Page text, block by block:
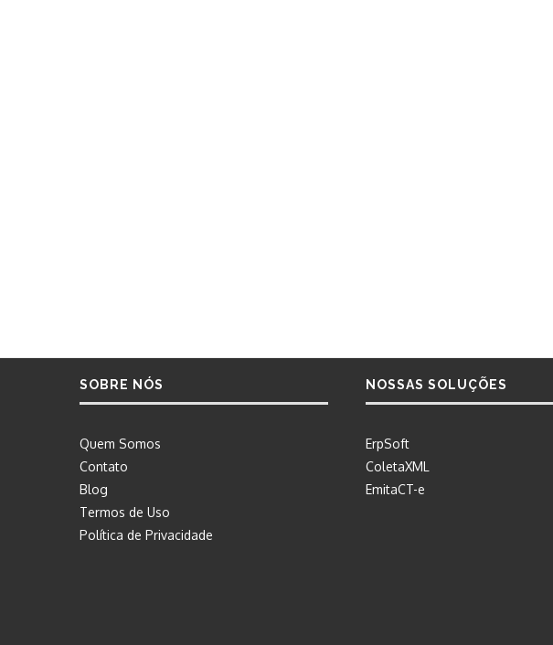
SOBRE NÓS
Quem Somos
Contato
Blog
Termos de Uso
Política de Privacidade
NOSSAS SOLUÇÕES
ErpSoft
ColetaXML
EmitaCT-e